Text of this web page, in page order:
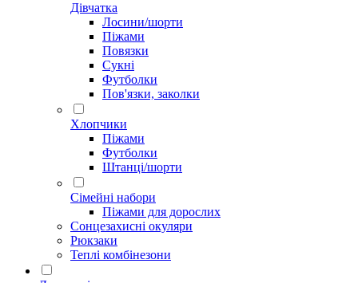
Дівчатка
Лосини/шорти
Піжами
Повязки
Сукні
Футболки
Пов'язки, заколки
Хлопчики
Піжами
Футболки
Штанці/шорти
Сімейні набори
Піжами для дорослих
Сонцезахисні окуляри
Рюкзаки
Теплі комбінезони